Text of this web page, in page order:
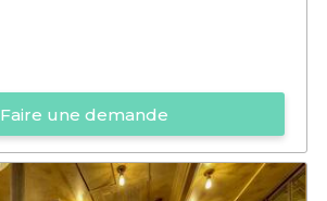
Faire une demande